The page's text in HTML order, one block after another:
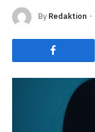
By Redaktion